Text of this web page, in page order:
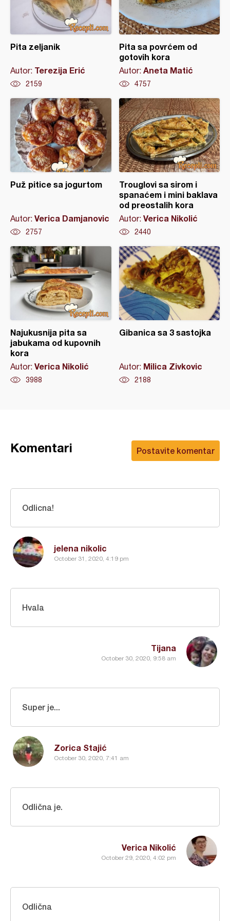
Pita zeljanik
Autor: Terezija Erić
2159
Pita sa povrćem od
gotovih kora
Autor: Aneta Matić
4757
Puž pitice sa jogurtom
Autor: Verica Damjanovic
2757
Trouglovi sa sirom i
spanaćem i mini baklava
od preostalih kora
Autor: Verica Nikolić
2440
Najukusnija pita sa
jabukama od kupovnih
kora
Autor: Verica Nikolić
3988
Gibanica sa 3 sastojka
Autor: Milica Zivkovic
2188
Postavite komentar
Komentari
jelena nikolic
October 31, 2020, 4:19 pm
Odlicna!
Tijana
October 30, 2020, 9:58 am
Hvala
Zorica Stajić
October 30, 2020, 7:41 am
Super je...
Verica Nikolić
October 29, 2020, 4:02 pm
Odlična je.
Odlična